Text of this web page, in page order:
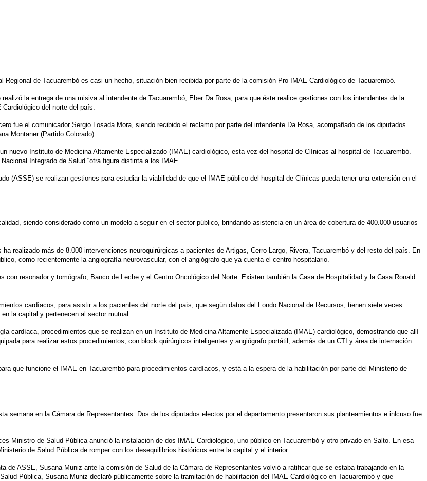
de Tacuarembó es casi un hecho, situación bien recibida por parte de la comisión Pro IMAE Cardiológico de Tacuarembó.
la entrega de una misiva al intendente de Tacuarembó, Eber Da Rosa, para que éste realice gestiones con los intendentes de la
del norte del país.
fue el comunicador Sergio Losada Mora, siendo recibido el reclamo por parte del intendente Da Rosa, acompañado de los diputados
Montaner (Partido Colorado).
nuevo Instituto de Medicina Altamente Especializado (IMAE) cardiológico, esta vez del hospital de Clínicas al hospital de Tacuarembó.
Integrado de Salud “otra figura distinta a los IMAE”.
(ASSE) se realizan gestiones para estudiar la viabilidad de que el IMAE público del hospital de Clínicas pueda tener una extensión en el
siendo considerado como un modelo a seguir en el sector público, brindando asistencia en un área de cobertura de 400.000 usuarios
realizado más de 8.000 intervenciones neuroquirúrgicas a pacientes de Artigas, Cerro Largo, Rivera, Tacuarembó y del resto del país. En
como recientemente la angiografía neurovascular, con el angiógrafo que ya cuenta el centro hospitalario.
resonador y tomógrafo, Banco de Leche y el Centro Oncológico del Norte.
Existen también la Casa de Hospitalidad y la Casa Ronald
cardíacos, para asistir a los pacientes del norte del país, que según datos del Fondo Nacional de Recursos, tienen siete veces
la capital y pertenecen al sector mutual.
cardíaca, procedimientos que se realizan en un Instituto de Medicina Altamente Especializada (IMAE) cardiológico, demostrando que allí
para realizar estos procedimientos, con block quirúrgicos inteligentes y angiógrafo portátil, además de un CTI y área de internación
que funcione el IMAE en Tacuarembó para procedimientos cardíacos, y está a la espera de la habilitación por parte del Ministerio de
semana en la Cámara de Representantes. Dos de los diputados electos por el departamento presentaron sus planteamientos e inlcuso fue
Ministro de Salud Pública anunció la instalación de dos IMAE Cardiológico, uno público en Tacuarembó y otro privado en Salto. En esa
de Salud Pública de romper con los desequilibrios históricos entre la capital y el interior.
de ASSE, Susana Muniz ante la comisión de Salud de la Cámara de Representantes volvió a ratificar que se estaba trabajando en la
Pública, Susana Muniz declaró públicamente sobre la tramitación de habilitación del IMAE Cardiológico en Tacuarembó y que